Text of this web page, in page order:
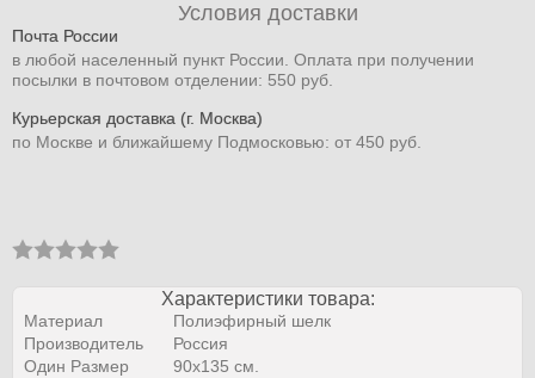
Условия доставки
Почта России
в любой населенный пункт России. Оплата при получении
посылки в почтовом отделении: 550 руб.
Курьерская доставка (г. Москва)
по Москве и ближайшему Подмосковью: от 450 руб.
Характеристики товара:
Материал
Полиэфирный шелк
Производитель
Россия
Один Размер
90х135 см.